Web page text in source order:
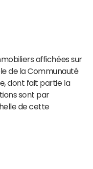
affichées sur
de la Communauté
dont fait partie la
sont par
de cette